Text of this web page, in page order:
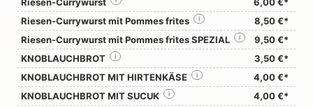
Riesen-Currywurst mit Pommes frites 8,50 €*
i
Riesen-Currywurst mit Pommes frites SPEZIAL 9,50 €*
i
KNOBLAUCHBROT 3,50 €*
i
KNOBLAUCHBROT MIT HIRTENKÄSE 4,00 €*
i
KNOBLAUCHBROT MIT SUCUK 4,00 €*
i